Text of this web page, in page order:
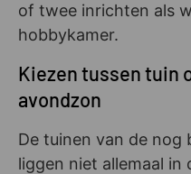
of twee inrichten als
hobbykamer.
Kiezen tussen tuin
avondzon
De tuinen van de nog
liggen niet allemaal